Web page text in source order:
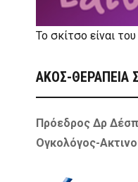
Το σκίτσο είναι
ΑΚΟΣ-ΘΕΡΑΠΕΙΑ
Πρόεδρος Δρ
Ογκολόγος-